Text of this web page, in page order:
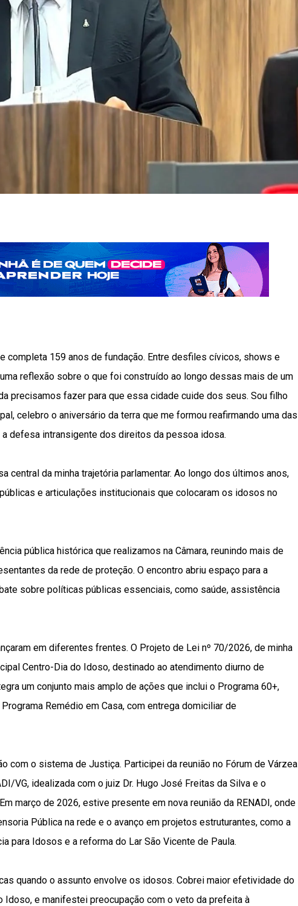
completa 159 anos de fundação. Entre desfiles cívicos, shows e
reflexão sobre o que foi construído ao longo dessas mais de um
precisamos fazer para que essa cidade cuide dos seus. Sou filho
celebro o aniversário da terra que me formou reafirmando uma das
defesa intransigente dos direitos da pessoa idosa.
central da minha trajetória parlamentar. Ao longo dos últimos anos,
e articulações institucionais que colocaram os idosos no
pública histórica que realizamos na Câmara, reunindo mais de
da rede de proteção. O encontro abriu espaço para a
sobre políticas públicas essenciais, como saúde, assistência
em diferentes frentes. O Projeto de Lei nº 70/2026, de minha
Centro-Dia do Idoso, destinado ao atendimento diurno de
um conjunto mais amplo de ações que inclui o Programa 60+,
Remédio em Casa, com entrega domiciliar de
com o sistema de Justiça. Participei da reunião no Fórum de Várzea
VG, idealizada com o juiz Dr. Hugo José Freitas da Silva e o
março de 2026, estive presente em nova reunião da RENADI, onde
Pública na rede e o avanço em projetos estruturantes, como a
para Idosos e a reforma do Lar São Vicente de Paula.
quando o assunto envolve os idosos. Cobrei maior efetividade do
Idoso, e manifestei preocupação com o veto da prefeita à